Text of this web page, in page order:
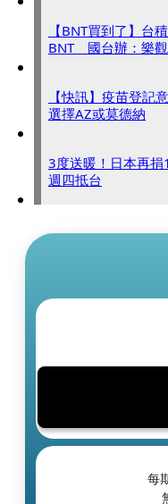
【BNT買到了】台
BNT 國台辦：樂
【快訊】疫苗登
選擇AZ或莫德納
3度送暖！日本再
週四抵台
每